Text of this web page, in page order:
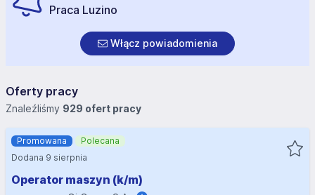
Praca Luzino
Włącz powiadomienia
Oferty pracy
Znaleźliśmy 929 ofert pracy
Operator maszyn (k/m)
Promowana
Polecana
Dodana 9 sierpnia